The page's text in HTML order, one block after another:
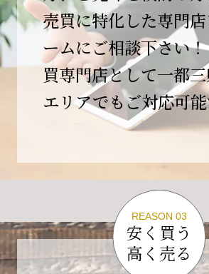
この節目を無事に迎えることがで
は、日頃よりご愛顧いただいてい
力添えをいただいている取引先の
支えてくださったすべての関係者
げであり、心より深く感謝申し上
10年という年月の中で、多くのご
ただき、今日の当社があります。
しかしながら、10周年は通過点に
る企業へと成長してまいります。
変化の激しい時代だからこそ、初
挑戦を続け、社会に必要とされる
けることをお約束いたします。
売買に特化した専門
ームにご相談下さい
買専門店として一都
エリアでもご対応可能
REASON 03
安く買う
高く売る